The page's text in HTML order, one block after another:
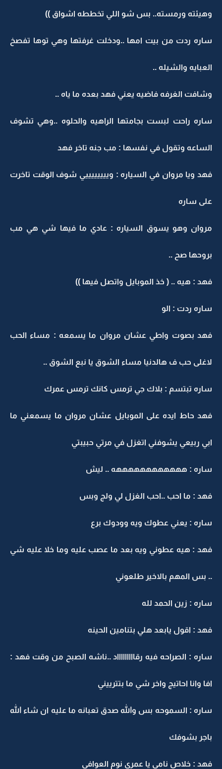
وهيئته ورمسته.. بس شو اللي تخططه اشواق ))
ساره ردت من بيت امها ..ودخلت غرفتها وهي توها تفصخ
العبايه والشيله ..
وشافت الغرفه فاضيه يعني فهد بعده ما ياه ..
ساره راحت لبست بجامتها الراهيه والحلوه ..وهي تشوف
الساعه وتقول في نفسها : مب جنه تاخر فهد
فهد ويا مروان في السياره : وييييييييي شوف الوقت تاخرت
على ساره
مروان وهو يسوق السياره : عادي ما فيها شي هي مب
بروحها صح ..
فهد : هيه .. ( خذ الموبايل واتصل فيها ))
ساره ردت : الو
فهد بصوت واطي عشان مروان ما يسمعه : مساء الحب
لاغلى حب ف هالدنيا مساء الشوق يا نبع الشوق ..
ساره تبتسم : بلاك جي ترمس كانك ترمس عمرك
فهد حاط ايده على الموبايل عشان مروان ما يسمعني ما
ابي ربيعي يشوفني اتغزل في مرتي حبيبتي
ساره : ههههههههههههه .. ليش
فهد : ما احب ..احب الغزل لي ولج وبس
ساره : يعني عطوك ويه وودوك برع
فهد : هيه عطوني ويه بعد ما عصب عليه وما خلا عليه شي
.. بس المهم بالاخير طلعوني
ساره : زين الحمد لله
فهد : اقول يابعد هلي بتنامين الحينه
ساره : الصراحه فيه رقاااااااااد ..ناشه الصبح من وقت فهد :
افا وانا احاتيج واخر شي ما بتترييني
ساره : السموحه بس والله صدق تعبانه ما عليه ان شاء الله
باجر بشوفك
فهد : خلاص نامي يا عمري نوم العوافي